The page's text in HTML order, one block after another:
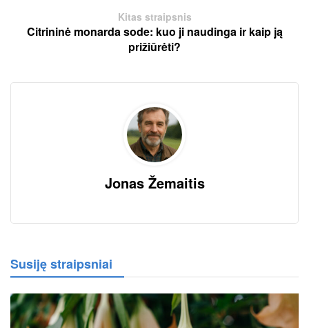
Kitas straipsnis
Citrininė monarda sode: kuo ji naudinga ir kaip ją
prižiūrėti?
Jonas Žemaitis
Susiję straipsniai